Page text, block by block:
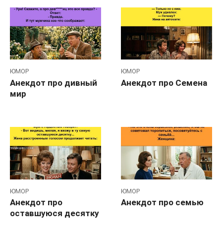
ЮМОР
Анекдот про дивный
мир
ЮМОР
Анекдот про Семена
ЮМОР
Анекдот про
оставшуюся десятку
ЮМОР
Анекдот про семью